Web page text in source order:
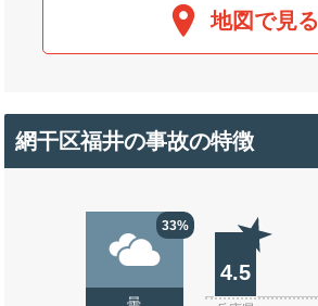
地図で見る
網干区福井の事故の特徴
33%
4.5